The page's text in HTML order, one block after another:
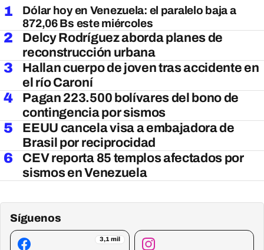
1
Dólar hoy en Venezuela: el paralelo baja a
872,06 Bs este miércoles
2
Delcy Rodríguez aborda planes de
reconstrucción urbana
3
Hallan cuerpo de joven tras accidente en
el río Caroní
4
Pagan 223.500 bolívares del bono de
contingencia por sismos
5
EEUU cancela visa a embajadora de
Brasil por reciprocidad
6
CEV reporta 85 templos afectados por
sismos en Venezuela
Síguenos
3,1 mil